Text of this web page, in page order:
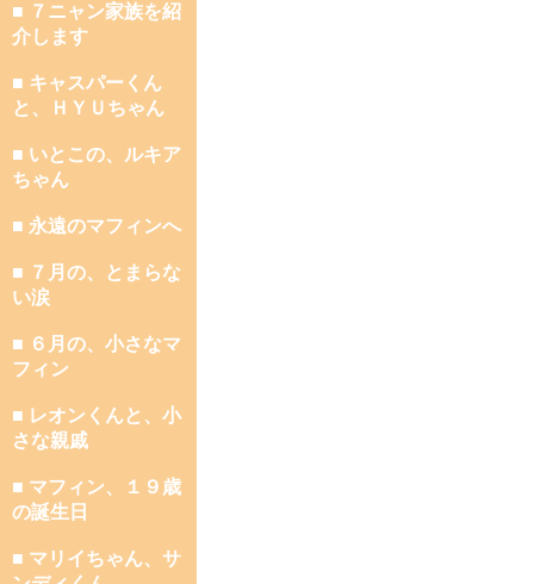
■ ７ニャン家族を紹
介します
■ キャスパーくん
と、ＨＹＵちゃん
■ いとこの、ルキア
ちゃん
■ 永遠のマフィンへ
■ ７月の、とまらな
い涙
■ ６月の、小さなマ
フィン
■ レオンくんと、小
さな親戚
■ マフィン、１９歳
の誕生日
■ マリイちゃん、サ